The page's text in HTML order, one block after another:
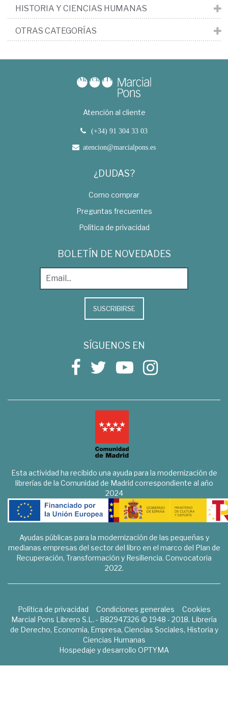
HISTORIA Y CIENCIAS HUMANAS
OTRAS CATEGORÍAS
Atención al cliente
(+34) 91 304 33 03
atencion@marcialpons.es
¿DUDAS?
Como comprar
Preguntas frecuentes
Política de privacidad
BOLETÍN DE NOVEDADES
SUSCRIBIRSE
SÍGUENOS EN
Esta actividad ha recibido una ayuda para la modernización de
librerías de la Comunidad de Madrid correspondiente al año
2024
Ayudas públicas para la modernización de las pequeñas y
medianas empresas del sector del libro en el marco del Plan de
Recuperación, Transformación y Resiliencia. Convocatoria
2022.
Política de privacidad Condiciones generales
Cookies
Marcial Pons Librero S.L. - B82947326 © 1948 - 2018. Librería
de Derecho, Economía, Empresa, Ciencias Sociales, Historia y
Ciencias Humanas
Hospedaje y desarrollo OPTYMA